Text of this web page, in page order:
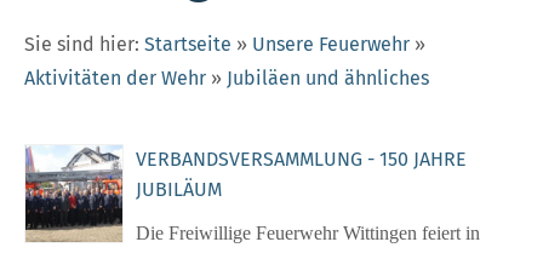
Sie sind hier: Startseite » Unsere Feuerwehr »
Aktivitäten der Wehr » Jubiläen und ähnliches
VERBANDSVERSAMMLUNG - 150 JAHRE
JUBILÄUM
Die Freiwillige Feuerwehr Wittingen feiert in